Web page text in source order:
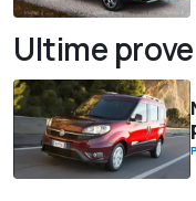
Ultime prove